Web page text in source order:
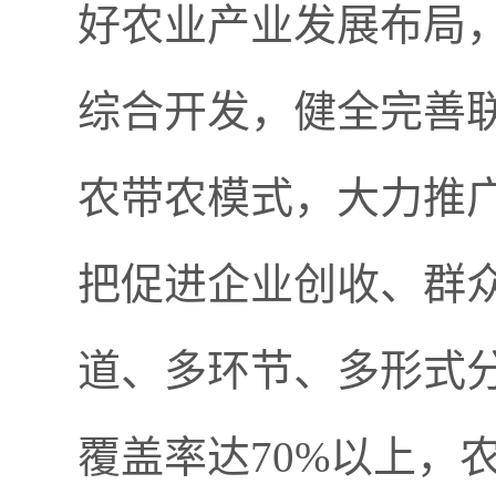
好农业产业发展布局
综合开发，健全完善
农带农模式，大力推
把促进企业创收、群
道、多环节、多形式
覆盖率达70%以上，